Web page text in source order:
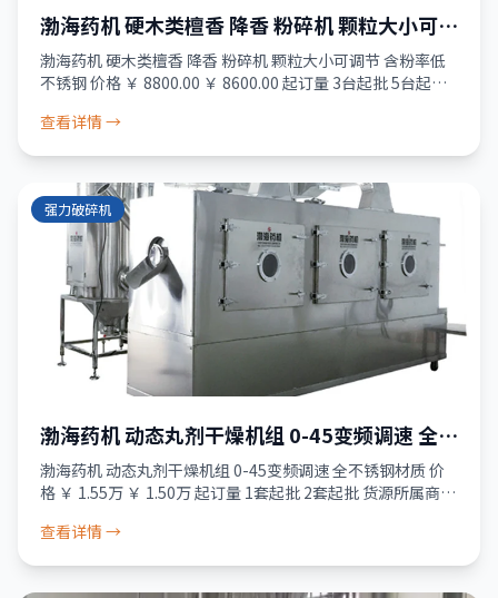
渤海药机 硬木类檀香 降香 粉碎机 颗粒大小可调
节 含粉率低 不锈钢
渤海药机 硬木类檀香 降香 粉碎机 颗粒大小可调节 含粉率低
不锈钢 价格 ￥ 8800.00 ￥ 8600.00 起订量 3台起批 5台起批
查看详情 →
强力破碎机
渤海药机 动态丸剂干燥机组 0-45变频调速 全不
锈钢材质
渤海药机 动态丸剂干燥机组 0-45变频调速 全不锈钢材质 价
格 ￥ 1.55万 ￥ 1.50万 起订量 1套起批 2套起批 货源所属商家
查看详情 →